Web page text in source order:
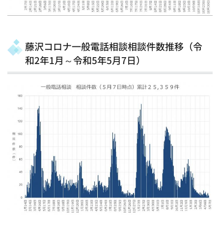
藤沢コロナ一般電話相談相談件数推移（令
和2年1月～令和5年5月7日）